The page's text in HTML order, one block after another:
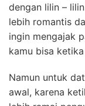
dengan lilin –
lebih romantis
ingin mengajak
kamu bisa
Namun untuk
awal, karena